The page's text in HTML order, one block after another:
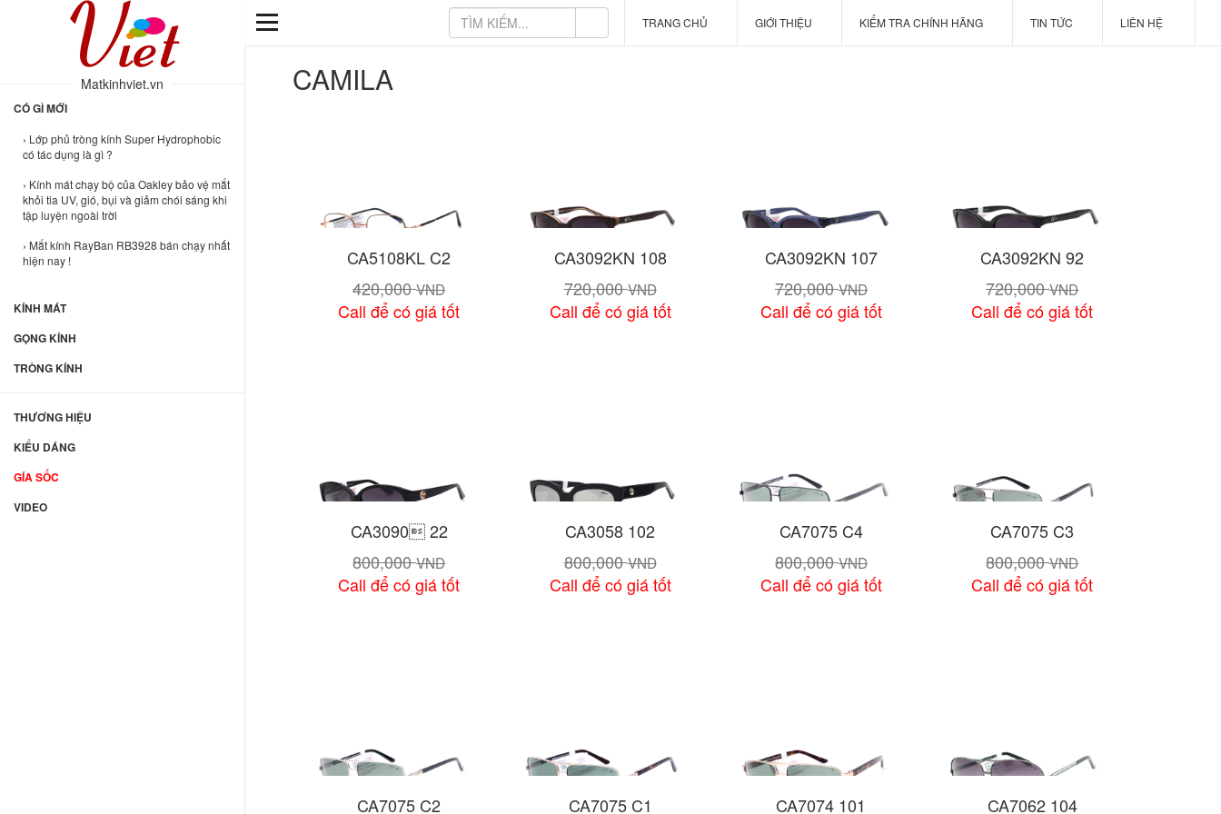
Matkinhviet.vn
CÓ GÌ MỚI
› Lớp phủ tròng kính Super Hydrophobic
có tác dụng là gì ?
› Kính mát chạy bộ của Oakley bảo vệ mắt
khỏi tia UV, gió, bụi và giảm chói sáng khi
tập luyện ngoài trời
› Mắt kính RayBan RB3928 bán chạy nhất
hiện nay !
KÍNH MÁT
GỌNG KÍNH
TRÒNG KÍNH
THƯƠNG HIỆU
KIỂU DÁNG
GÍA SỐC
VIDEO
TRANG CHỦ GIỚI THIỆU KIỂM TRA CHÍNH HÃNG TIN TỨC LIÊN HỆ
CAMILA
TÙY CHỌN
Mới nhất
Nam
Trên 5 triệu
Từ 5 triệu - 2 triệu
Từ 2 triệu - 1 triệu
Dưới 1 triệu
Aluminum
Handmade
Hợp kim
Lake vàng
Nhựa hỗn hợp
Titanium
CA5108KL C2
420,000VND
Call để có giá tốt
CA3092KN 108
720,000VND
Call để có giá tốt
CA3092KN 107
720,000VND
Call để có giá tốt
CA3092KN 92
720,000VND
Call để có giá tốt
CA3090 22
800,000VND
Call để có giá tốt
CA3058 102
800,000VND
Call để có giá tốt
CA7075 C4
800,000VND
Call để có giá tốt
CA7075 C3
800,000VND
Call để có giá tốt
CA7075 C2 CA7075 C1 CA7074 101 CA7062 104